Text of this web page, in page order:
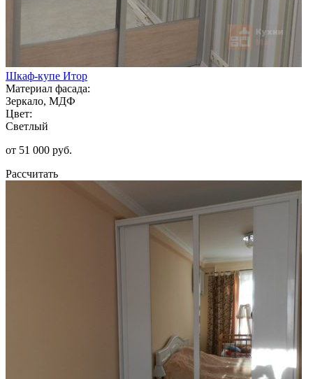
Шкаф-купе Итор
Материал фасада:
Зеркало, МДФ
Цвет:
Светлый
от 51 000 руб.
Рассчитать